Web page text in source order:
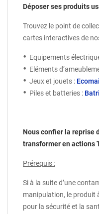
Déposer ses produits
Trouvez le point de
cartes interactives de
Equipements
Eléments
Jeux et jouets :
Piles et batteries :
Nous confier la reprise
transformer en actions
Prérequis :
Si à la suite d’une
manipulation, le produit
pour la sécurité et la